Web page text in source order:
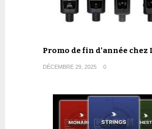
Promo de fin d'année chez
DÉCEMBRE 29, 2025 0